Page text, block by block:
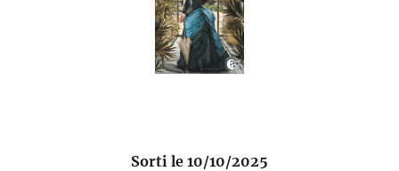
Sorti le 10/10/2025